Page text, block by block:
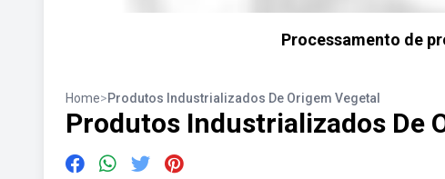
Processamento de
Home>Produtos Industrializados De Origem Vegetal
Produtos Industrializados De